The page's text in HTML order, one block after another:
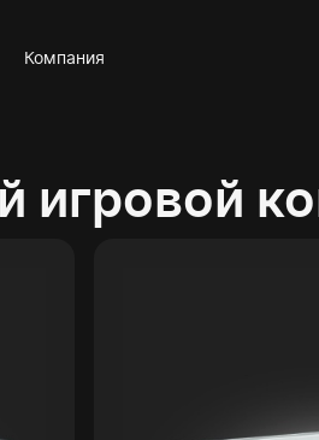
Компания
игровой